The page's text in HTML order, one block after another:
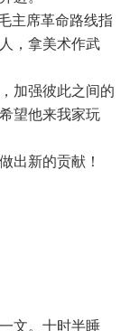
主席革命路线指
，拿美术作武
加强彼此之间的
望他来我家玩
出新的贡献！
文。十时半睡